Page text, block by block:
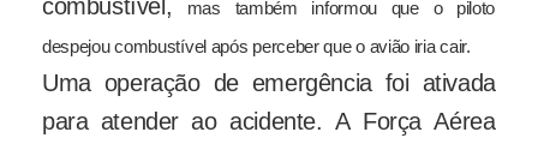
combustível,
mas também informou que o piloto
despejou combustível após perceber que o avião iria cair.
Uma operação de emergência foi ativada
para atender ao acidente. A Força Aérea